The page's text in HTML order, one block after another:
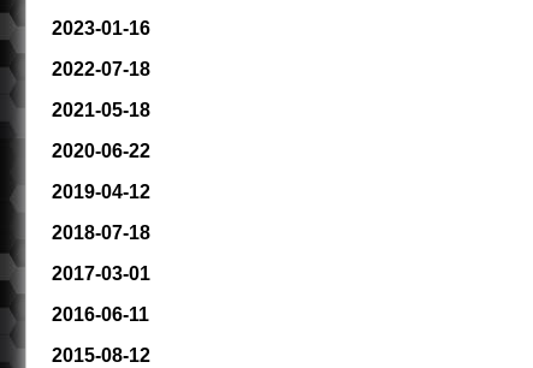
2023-01-16
2022-07-18
2021-05-18
2020-06-22
2019-04-12
2018-07-18
2017-03-01
2016-06-11
2015-08-12